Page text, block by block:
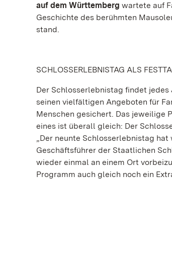
auf dem Württemberg wartete auf
Geschichte des berühmten
stand.
SCHLOSSERLEBNISTAG ALS
Der Schlosserlebnistag findet
seinen vielfältigen Angeboten für
Menschen gesichert. Das jeweilige
eines ist überall gleich: Der
„Der neunte Schlosserlebnistag
Geschäftsführer der Staatlichen
wieder einmal an einem Ort
Programm auch gleich noch ein